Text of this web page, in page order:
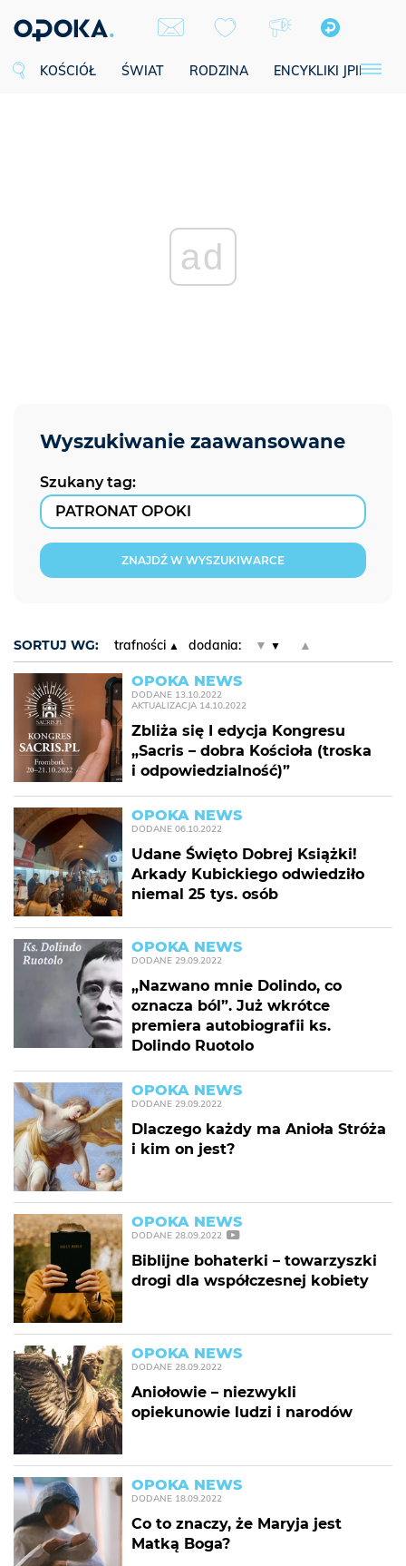
KOŚCIÓŁ ŚWIAT RODZINA ENCYKLIKI JPII
ad
Szukany tag:
ZNAJDŹ W WYSZUKIWARCE
SORTUJ WG: trafności dodania: ▼ ▲
OPOKA NEWS
DODANE 13.10.2022
AKTUALIZACJA 14.10.2022
Zbliża się I edycja Kongresu
„Sacris – dobra Kościoła (troska
i odpowiedzialność)”
OPOKA NEWS
DODANE 06.10.2022
Udane Święto Dobrej Książki!
Arkady Kubickiego odwiedziło
niemal 25 tys. osób
OPOKA NEWS
DODANE 29.09.2022
„Nazwano mnie Dolindo, co
oznacza ból”. Już wkrótce
premiera autobiografii ks.
Dolindo Ruotolo
OPOKA NEWS
DODANE 29.09.2022
Dlaczego każdy ma Anioła Stróża
i kim on jest?
OPOKA NEWS
DODANE 28.09.2022
Biblijne bohaterki – towarzyszki
drogi dla współczesnej kobiety
OPOKA NEWS
DODANE 28.09.2022
Aniołowie – niezwykli
opiekunowie ludzi i narodów
OPOKA NEWS
DODANE 18.09.2022
Co to znaczy, że Maryja jest
Matką Boga?